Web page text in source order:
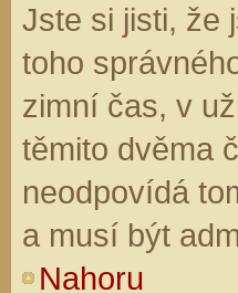
Jste si jisti, že
toho
zimní čas, v
těmito dvěma
neodpovídá
a musí být
Nahoru